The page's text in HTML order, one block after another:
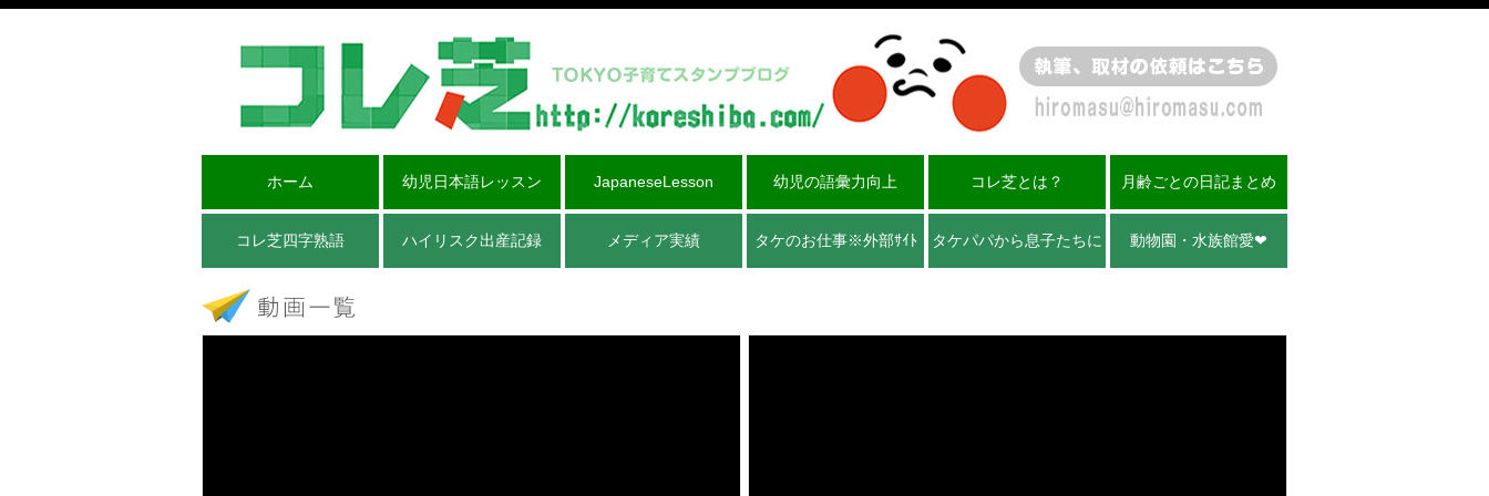
ホーム 幼児日本語レッスン JapaneseLesson 幼児の語彙力向上 コレ芝とは？ 月齢ごとの日記まとめ
コレ芝四字熟語 ハイリスク出産記録 メディア実績 タケのお仕事※外部ｻｲﾄ タケパパから息子たちに 動物園・水族館愛❤︎